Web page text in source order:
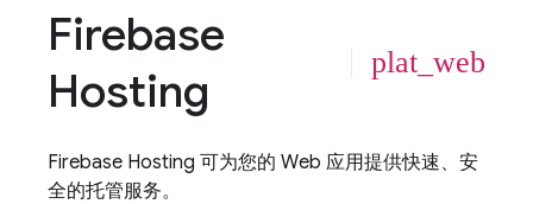
Firebase
Hosting
plat_web
Firebase Hosting 可为您的 Web 应用提供快速、安
全的托管服务。